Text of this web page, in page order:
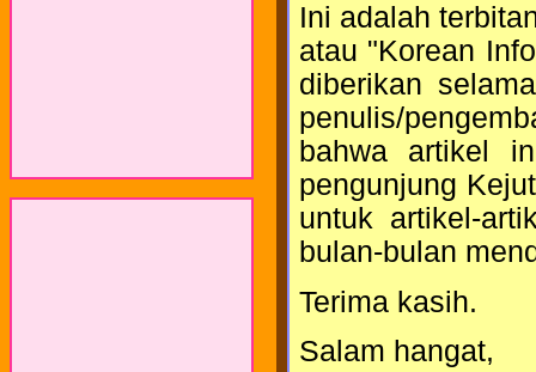
Ini adalah
atau "Korean
diberikan
penulis/
bahwa artikel
pengunjung
untuk artikel-
bulan-bulan
Terima kasih.
Salam hangat,